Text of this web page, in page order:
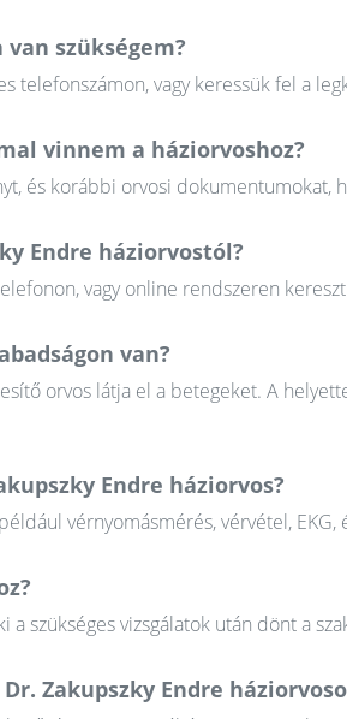
szükségem?
telefonszámon, vagy keressük fel a
vinnem a háziorvoshoz?
és korábbi orvosi dokumentumokat,
Endre háziorvostól?
vagy online rendszeren
van?
orvos látja el a betegeket. A
Endre háziorvos?
vérnyomásmérés, vérvétel,
szükséges vizsgálatok után dönt a
Zakupszky Endre